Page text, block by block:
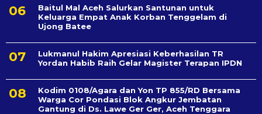
Baitul Mal Aceh Salurkan Santunan untuk
Keluarga Empat Anak Korban Tenggelam di
Ujong Batee
Lukmanul Hakim Apresiasi Keberhasilan TR
Yordan Habib Raih Gelar Magister Terapan IPDN
Kodim 0108/Agara dan Yon TP 855/RD Bersama
Warga Cor Pondasi Blok Angkur Jembatan
Gantung di Ds. Lawe Ger Ger, Aceh Tenggara